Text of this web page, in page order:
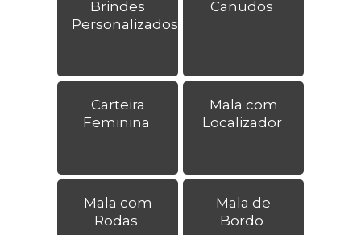
Brindes
Personalizados
Canudos
Carteira
Feminina
Mala com
Localizador
Mala com
Rodas
Mala de
Bordo